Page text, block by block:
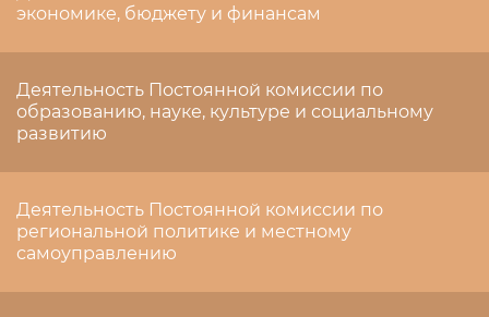
экономике, бюджету и финансам
Деятельность Постоянной комиссии по
образованию, науке, культуре и социальному
развитию
Деятельность Постоянной комиссии по
региональной политике и местному
самоуправлению